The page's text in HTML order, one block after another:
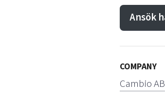
Ansök
COMPANY
Cambio AB